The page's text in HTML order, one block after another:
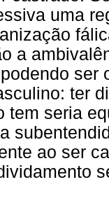
uma
a
ser
ter
tem seria
ao ser